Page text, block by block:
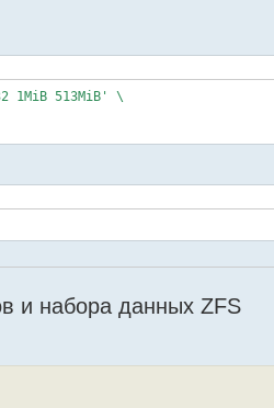
1MiB 513MiB' \
и набора данных ZFS